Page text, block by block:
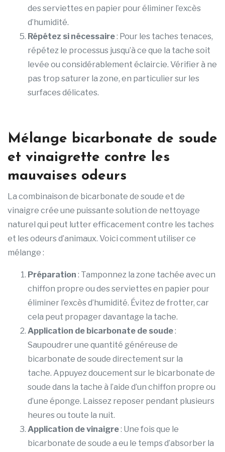
des serviettes en papier pour éliminer l’excès
d’humidité.
Répétez si nécessaire: Pour les taches tenaces,
répétez le processus jusqu’à ce que la tache soit
levée ou considérablement éclaircie. Vérifier à ne
pas trop saturer la zone, en particulier sur les
surfaces délicates.
Mélange bicarbonate de soude
et vinaigrette contre les
mauvaises odeurs
La combinaison de bicarbonate de soude et de
vinaigre crée une puissante solution de nettoyage
naturel qui peut lutter efficacement contre les taches
et les odeurs d’animaux. Voici comment utiliser ce
mélange :
Préparation : Tamponnez la zone tachée avec un
chiffon propre ou des serviettes en papier pour
éliminer l’excès d’humidité. Évitez de frotter, car
cela peut propager davantage la tache.
Application de bicarbonate de soude:
Saupoudrer une quantité généreuse de
bicarbonate de soude directement sur la
tache. Appuyez doucement sur le bicarbonate de
soude dans la tache à l’aide d’un chiffon propre ou
d’une éponge. Laissez reposer pendant plusieurs
heures ou toute la nuit.
Application de vinaigre: Une fois que le
bicarbonate de soude a eu le temps d’absorber la